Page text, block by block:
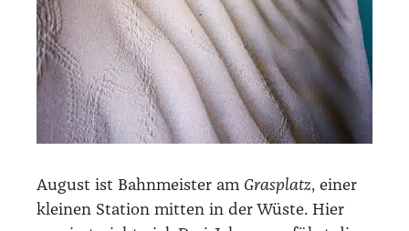
August ist Bahn­meis­ter am Gras­platz, einer
klei­nen Sta­ti­on mit­ten in der Wüs­te. Hier